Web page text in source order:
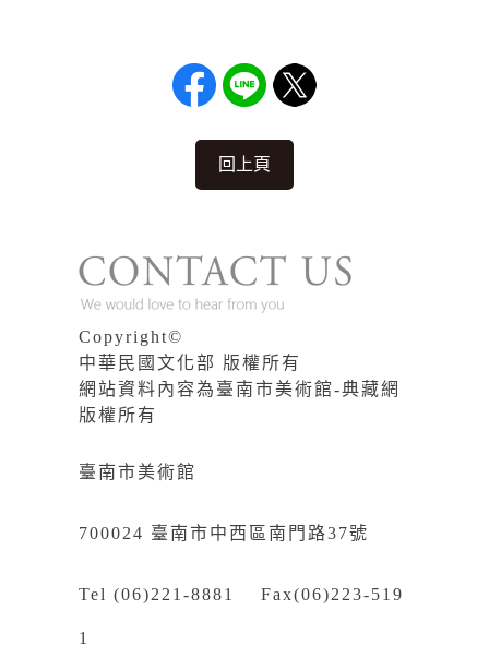
回上頁
Copyright©
中華民國文化部 版權所有
網站資料內容為臺南市美術館-典藏網
版權所有
臺南市美術館
700024 臺南市中西區南門路37號
Tel (06)221-8881 Fax(06)223-519
1